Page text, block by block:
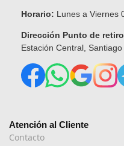
Horario: Lunes a Viernes
Dirección Punto de
Estación Central,
Atención al Cliente
Contacto